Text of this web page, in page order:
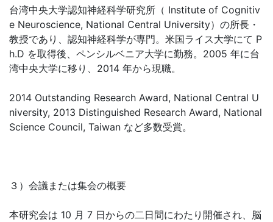
台湾中央大学認知神経科学研究所（ Institute of Cognitiv
e Neuroscience, National Central University）の所長・
教授であり、認知神経科学が専門。米国ライス大学にて P
h.D を取得後、ペンシルベニア大学に勤務。2005 年に台
湾中央大学に移り、2014 年から現職。
2014 Outstanding Research Award, National Central U
niversity, 2013 Distinguished Research Award, National
Science Council, Taiwan など多数受賞。
３）会議または集会の概要
本研究会は 10 月 7 日からの二日間にわたり開催され、脳